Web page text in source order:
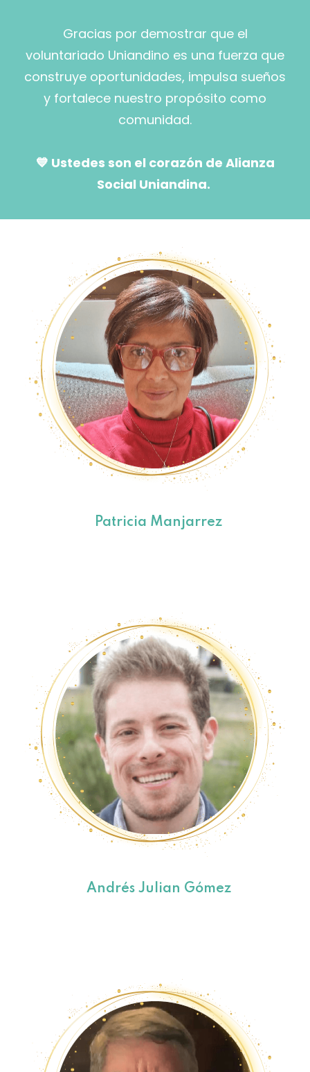
Gracias por demostrar que el
voluntariado Uniandino es una fuerza que
construye oportunidades, impulsa sueños
y fortalece nuestro propósito como
comunidad.
💙 Ustedes son el corazón de Alianza
Social Uniandina.
Patricia Manjarrez
Andrés Julian Gómez